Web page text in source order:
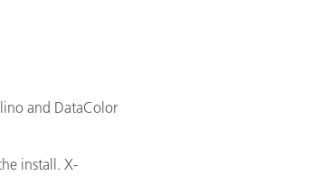
and DataColor
install. X-